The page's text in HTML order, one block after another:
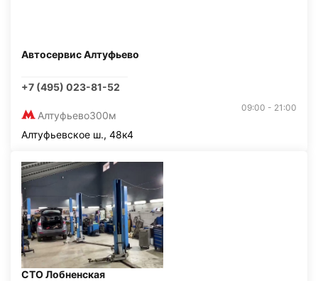
Автосервис Алтуфьево
+7 (495) 023-81-52
Алтуфьево300м
09:00 - 21:00
Алтуфьевское ш., 48к4
СТО Лобненская